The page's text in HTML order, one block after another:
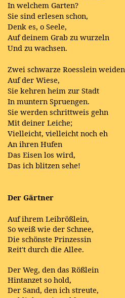
In welchem Garten?
Sie sind erlesen schon,
Denk es, o Seele,
Auf deinem Grab zu wurzeln
Und zu wachsen.
Zwei schwarze Roesslein weiden
Auf der Wiese,
Sie kehren heim zur Stadt
In muntern Spruengen.
Sie werden schrittweis gehn
Mit deiner Leiche;
Vielleicht, vielleicht noch eh
An ihren Hufen
Das Eisen los wird,
Das ich blitzen sehe!
Der Gärtner
Auf ihrem Leibrößlein,
So weiß wie der Schnee,
Die schönste Prinzessin
Reit't durch die Allee.
Der Weg, den das Rößlein
Hintanzet so hold,
Der Sand, den ich streute,